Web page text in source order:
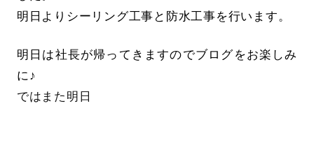
明日よりシーリング工事と防水工事を行います。
明日は社長が帰ってきますのでブログをお楽しみ
に♪
ではまた明日